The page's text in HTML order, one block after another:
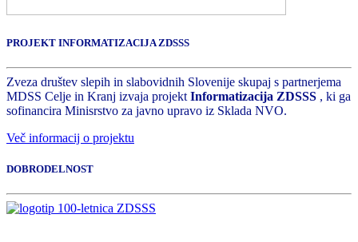
PROJEKT INFORMATIZACIJA ZDSSS
Zveza društev slepih in slabovidnih Slovenije skupaj s partnerjema
MDSS Celje in Kranj izvaja projekt Informatizacija ZDSSS , ki ga
sofinancira Minisrstvo za javno upravo iz Sklada NVO.
Več informacij o projektu
DOBRODELNOST